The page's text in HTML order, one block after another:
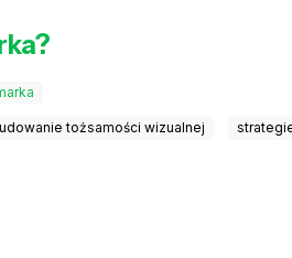
tożsamości wizualnej